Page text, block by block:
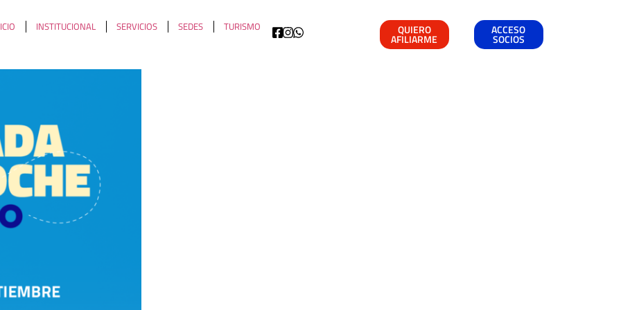
INSTITUCIONAL SERVICIOS SEDES TURISMO QUIERO
AFILIARME
ACCESO
SOCIOS